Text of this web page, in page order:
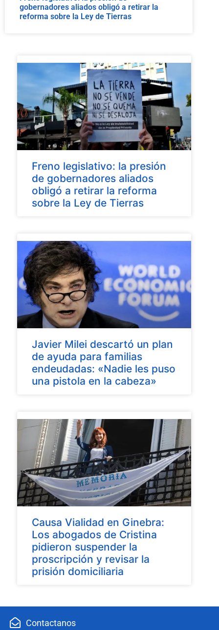
gobernadores aliados obligó a retirar la
reforma sobre la Ley de Tierras
Freno legislativo: la presión
de gobernadores aliados
obligó a retirar la reforma
sobre la Ley de Tierras
Javier Milei descartó un plan
de ayuda para familias
endeudadas: «Nadie les puso
una pistola en la cabeza»
Causa Vialidad en Ginebra:
Los abogados de Cristina
pidieron suspender la
proscripción y revisar la
prisión domiciliaria
Contactanos